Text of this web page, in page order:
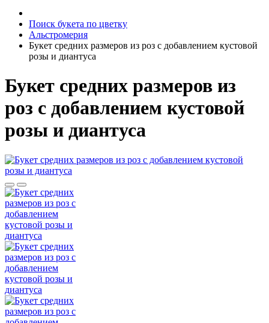
Поиск букета по цветку
Альстромерия
Букет средних размеров из роз c добавлением кустовой
розы и диантуса
Букет средних размеров из
роз c добавлением кустовой
розы и диантуса